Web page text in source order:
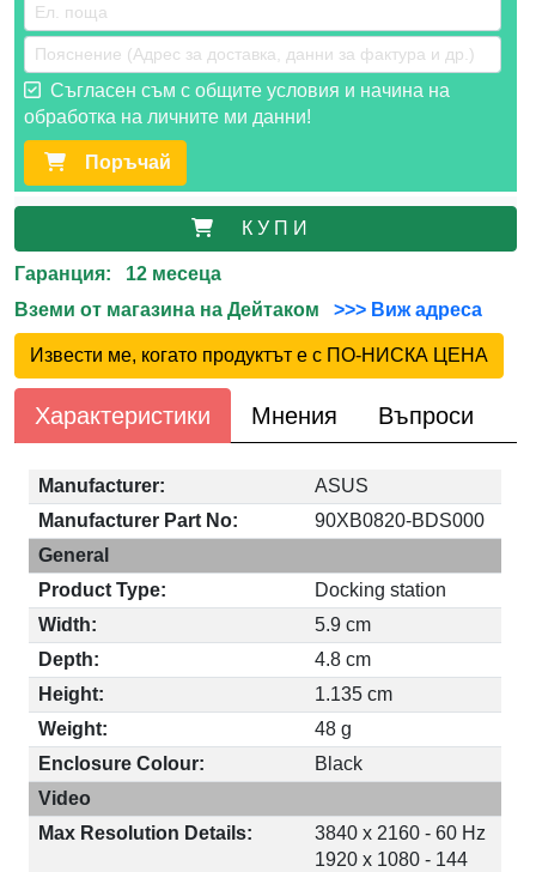
Съгласен съм с общите условия и начина на
обработка на личните ми данни!
Поръчай
К У П И
Гаранция: 12 месеца
Вземи от магазина на Дейтаком
>>> Виж адреса
Извести ме, когато продуктът е с ПО-НИСКА ЦЕНА
Характеристики Мнения Въпроси
Manufacturer:
ASUS
Manufacturer Part No:
90XB0820-BDS000
General
Product Type:
Docking station
Width:
5.9 cm
Depth:
4.8 cm
Height:
1.135 cm
Weight:
48 g
Enclosure Colour:
Black
Video
Max Resolution Details:
3840 x 2160 - 60 Hz
1920 x 1080 - 144